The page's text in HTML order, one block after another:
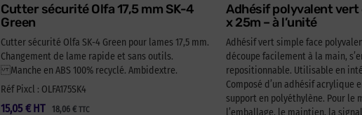
Cutter sécurité Olfa 17,5 mm SK-4
Green
Cutter sécurité Olfa SK-4 Green pour lames 17,5 mm.
Changement de lame rapide et sans outils.
Manche en ABS 100% recyclé. Ambidextre.
Réf Pixcl : OLFA175SK4
15,05 € 18,06 € TTC
HT
Adhésif polyvalent vert
x 25m – à l’unité
Adhésif vert simple face
découpe facilement à la main,
repositionnable. Utilisable en
Composé d’un adhésif acrylique
support en polyéthylène. Pour le
l’emballage, le maintien, la